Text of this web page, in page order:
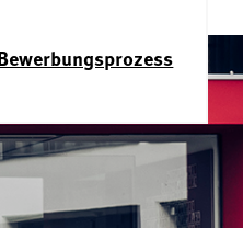
Bewerbungsprozess